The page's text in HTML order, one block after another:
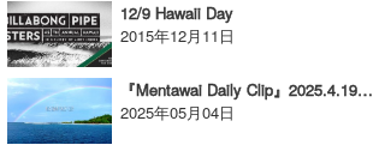
12/9 Hawaii Day
2015年12月11日
『Mentawai Daily Clip』2025.4.19&20 @ Rags
2025年05月04日
S.K
Soulman
VAGY